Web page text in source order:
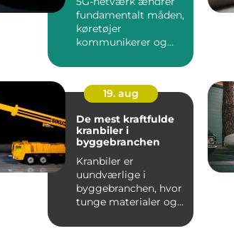
fundamentalt måden,
køretøjer
kommunikerer og
19. aug
De mest kraftfulde
kranbiler i
byggebranchen
Kranbiler er
uundværlige i
byggebranchen, hvor
tunge materialer og
skal f...